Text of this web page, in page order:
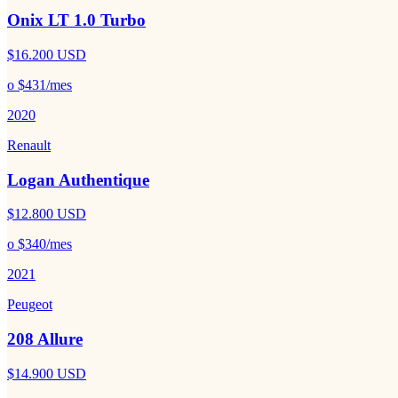
Onix LT 1.0 Turbo
$16.200 USD
o $431/mes
2020
Renault
Logan Authentique
$12.800 USD
o $340/mes
2021
Peugeot
208 Allure
$14.900 USD